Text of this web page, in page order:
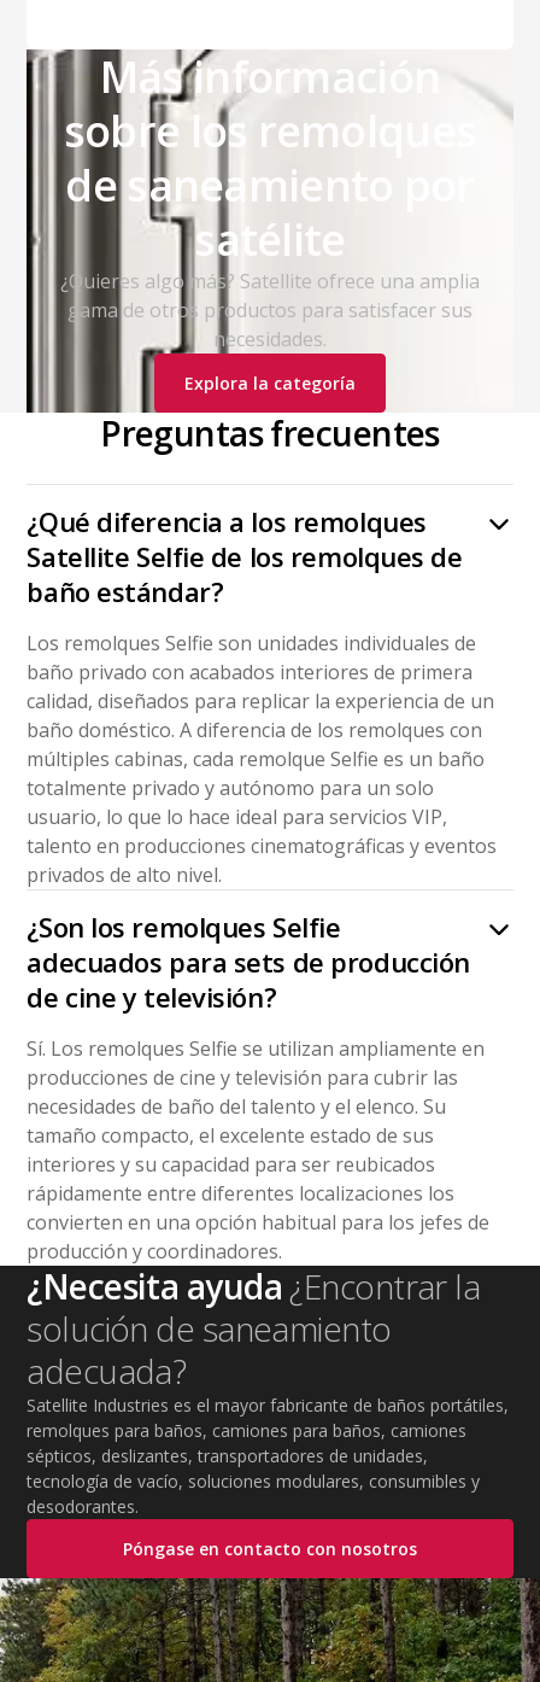
Más información
sobre los remolques
de saneamiento por
satélite
¿Quieres algo más? Satellite ofrece una amplia
gama de otros productos para satisfacer sus
necesidades.
Explora la categoría
Preguntas frecuentes
¿Qué diferencia a los remolques
Satellite Selfie de los remolques de
baño estándar?
Los remolques Selfie son unidades individuales de
baño privado con acabados interiores de primera
calidad, diseñados para replicar la experiencia de un
baño doméstico. A diferencia de los remolques con
múltiples cabinas, cada remolque Selfie es un baño
totalmente privado y autónomo para un solo
usuario, lo que lo hace ideal para servicios VIP,
talento en producciones cinematográficas y eventos
privados de alto nivel.
¿Son los remolques Selfie
adecuados para sets de producción
de cine y televisión?
Sí. Los remolques Selfie se utilizan ampliamente en
producciones de cine y televisión para cubrir las
necesidades de baño del talento y el elenco. Su
tamaño compacto, el excelente estado de sus
interiores y su capacidad para ser reubicados
rápidamente entre diferentes localizaciones los
convierten en una opción habitual para los jefes de
producción y coordinadores.
¿Necesita ayuda¿Encontrar la
solución de saneamiento
adecuada?
Satellite Industries es el mayor fabricante de baños portátiles,
remolques para baños, camiones para baños, camiones
sépticos, deslizantes, transportadores de unidades,
tecnología de vacío, soluciones modulares, consumibles y
desodorantes.
Póngase en contacto con nosotros